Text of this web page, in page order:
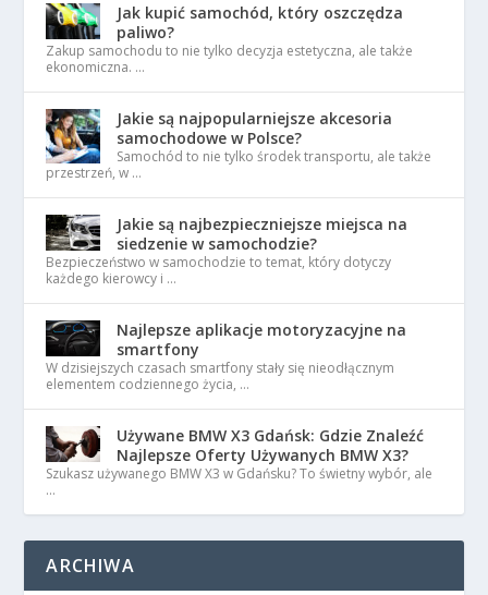
Jak kupić samochód, który oszczędza
paliwo?
Zakup samochodu to nie tylko decyzja estetyczna, ale także
ekonomiczna. …
Jakie są najpopularniejsze akcesoria
samochodowe w Polsce?
Samochód to nie tylko środek transportu, ale także
przestrzeń, w …
Jakie są najbezpieczniejsze miejsca na
siedzenie w samochodzie?
Bezpieczeństwo w samochodzie to temat, który dotyczy
każdego kierowcy i …
Najlepsze aplikacje motoryzacyjne na
smartfony
W dzisiejszych czasach smartfony stały się nieodłącznym
elementem codziennego życia, …
Używane BMW X3 Gdańsk: Gdzie Znaleźć
Najlepsze Oferty Używanych BMW X3?
Szukasz używanego BMW X3 w Gdańsku? To świetny wybór, ale
…
ARCHIWA